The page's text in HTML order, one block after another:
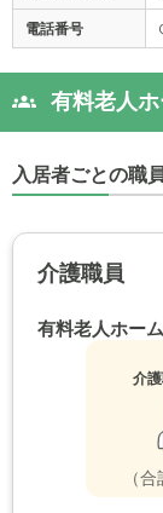
電話番号
有料老人
入居者ごとの職
介護職員
有料老人ホー
介
（